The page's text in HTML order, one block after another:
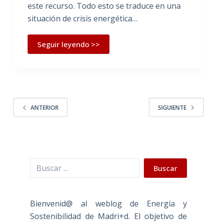
este recurso. Todo esto se traduce en una
situación de crisis energética…
Seguir leyendo >>
ANTERIOR SIGUIENTE
Buscar Buscar
Bienvenid@ al weblog de Energía y
Sostenibilidad de Madri+d. El objetivo de